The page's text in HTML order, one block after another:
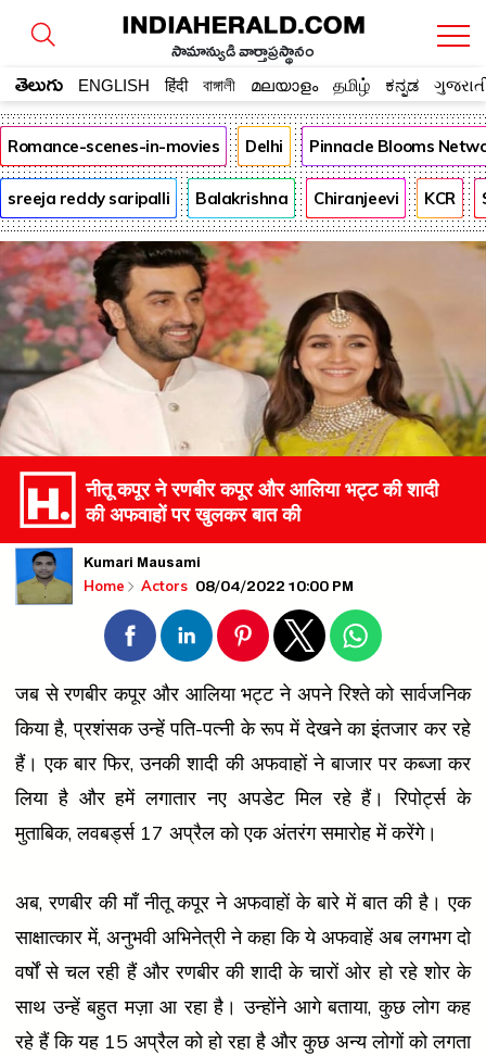
సామాన్యుడి వార్తాప్రస్థానం
తెలుగు ENGLISH हिंदी বাঙ্গালী മലയാളം தமிழ் ಕನ್ನಡ
Romance-scenes-in-movies Delhi Pinnacle Blooms
sreeja reddy saripalli Balakrishna Chiranjeevi KCR
नीतू कपूर ने रणबीर कपूर और आलिया भट्ट की शादी
की अफवाहों पर खुलकर बात की
Kumari Mausami
Home Actors 08/04/2022 10:00 PM
जब से रणबीर कपूर और आलिया भट्ट ने अपने रिश्ते को सार्वजनिक
किया है, प्रशंसक उन्हें पति-पत्नी के रूप में देखने का इंतजार कर रहे
हैं। एक बार फिर, उनकी शादी की अफवाहों ने बाजार पर कब्जा कर
लिया है और हमें लगातार नए अपडेट मिल रहे हैं। रिपोर्ट्स के
मुताबिक, लवबर्ड्स 17 अप्रैल को एक अंतरंग समारोह में करेंगे।
अब, रणबीर की माँ नीतू कपूर ने अफवाहों के बारे में बात की है। एक
साक्षात्कार में, अनुभवी अभिनेत्री ने कहा कि ये अफवाहें अब लगभग दो
वर्षों से चल रही हैं और रणबीर की शादी के चारों ओर हो रहे शोर के
साथ उन्हें बहुत मज़ा आ रहा है। उन्होंने आगे बताया, कुछ लोग कह
रहे हैं कि यह 15 अप्रैल को हो रहा है और कुछ अन्य लोगों को लगता